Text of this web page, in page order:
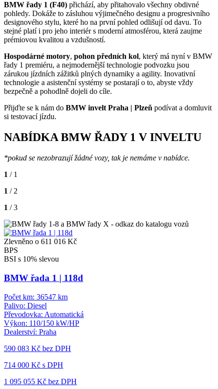
BMW řady 1 (F40) přichází, aby přitahovalo všechny obdivné
pohledy. Dokáže to zásluhou výjimečného designu a progresivního
designového stylu, které ho na první pohled odlišují od davu. To
stejné platí i pro jeho interiér s moderní atmosférou, která zaujme
prémiovou kvalitou a vzdušností.
Hospodárné motory, pohon předních kol, který má nyní v BMW
řady 1 premiéru, a nejmodernější technologie podvozku jsou
zárukou jízdních zážitků plných dynamiky a agility. Inovativní
technologie a asistenční systémy se postarají o to, abyste vždy
bezpečně a pohodlně dojeli do cíle.
Přijďte se k nám do BMW invelt Praha | Plzeň podívat a domluvit
si testovací jízdu.
NABÍDKA BMW ŘADY 1 V INVELTU
*pokud se nezobrazují žádné vozy, tak je nemáme v nabídce.
1 / 1
1 / 2
1 / 3
Zlevněno o 611 016 Kč
BPS
BSI s 10% slevou
BMW řada 1 | 118d
Počet km: 36547 km
Palivo: Diesel
Převodovka: Automatická
Výkon: 110/150 kW/HP
Dealerství: Praha
590 083 Kč bez DPH
714 000 Kč s DPH
1 095 055 Kč bez DPH